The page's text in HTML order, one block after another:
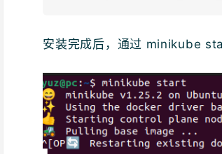
安装完成后，通过 minikube